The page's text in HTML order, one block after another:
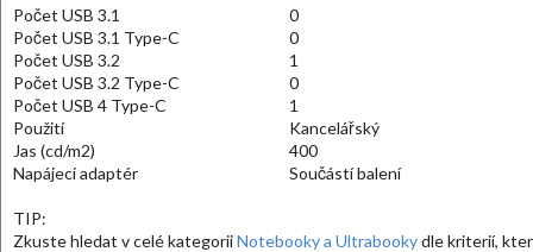
Počet USB 3.1
0
Počet USB 3.1 Type-C
0
Počet USB 3.2
1
Počet USB 3.2 Type-C
0
Počet USB 4 Type-C
1
Použití
Kancelářský
Jas (cd/m2)
400
Napájecí adaptér
Součástí balení
TIP:
Zkuste hledat v celé kategoriiNotebooky a Ultrabookydle kriterií,